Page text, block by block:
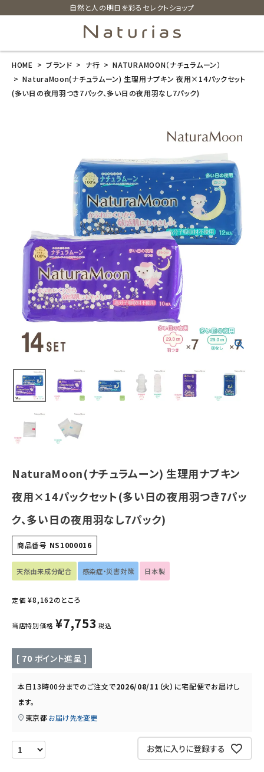
自然と人の明日を彩るセレクトショップ
search
キン 夜用×14
パックセット(多
い日の夜用羽
つき7パック、多
い日の夜用羽
なし7パック)
7,753 (税込)
ホーム
新商品
カテゴリーから探す
美容・コスメ・香水
衛生用品
日用品雑貨
インナー・下着・ナイトウェア
キッチン用品
フード・ドリンク
ブランド
定期購入
オリジナルブランド
HOME ブランド ナ行
NATURAMOON（ナチュラムーン）
NaturaMoon(ナチュラムーン) 生理用ナプキン 夜用×14パックセット
(多い日の夜用羽つき7パック、多い日の夜用羽なし7パック)
NaturaMoon(ナチュラムーン) 生理用ナプキン
夜用×14パックセット(多い日の夜用羽つき7パッ
ク、多い日の夜用羽なし7パック)
商品番号 NS1000016
天然由来成分配合 感染症・災害対策 日本製
定価 ¥8,162のところ
当店特別価格 ¥7,753 税込
[ 70 ポイント進呈 ]
本日13時00分までのご注文で2026/08/11（火） に宅配便でお届けし
ます。
東京都 お届け先を変更
お気に入りに登録する